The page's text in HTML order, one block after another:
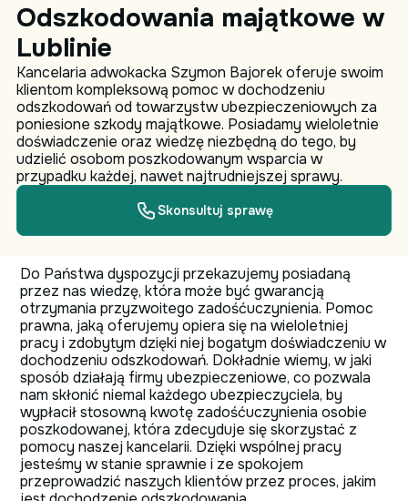
Odszkodowania majątkowe w
Lublinie
Kancelaria adwokacka Szymon Bajorek oferuje swoim
klientom kompleksową pomoc w dochodzeniu
odszkodowań od towarzystw ubezpieczeniowych za
poniesione szkody majątkowe. Posiadamy wieloletnie
doświadczenie oraz wiedzę niezbędną do tego, by
udzielić osobom poszkodowanym wsparcia w
przypadku każdej, nawet najtrudniejszej sprawy.
Skonsultuj sprawę
Do Państwa dyspozycji przekazujemy posiadaną
przez nas wiedzę, która może być gwarancją
otrzymania przyzwoitego zadośćuczynienia. Pomoc
prawna, jaką oferujemy opiera się na wieloletniej
pracy i zdobytym dzięki niej bogatym doświadczeniu w
dochodzeniu odszkodowań. Dokładnie wiemy, w jaki
sposób działają firmy ubezpieczeniowe, co pozwala
nam skłonić niemal każdego ubezpieczyciela, by
wypłacił stosowną kwotę zadośćuczynienia osobie
poszkodowanej, która zdecyduje się skorzystać z
pomocy naszej kancelarii. Dzięki wspólnej pracy
jesteśmy w stanie sprawnie i ze spokojem
przeprowadzić naszych klientów przez proces, jakim